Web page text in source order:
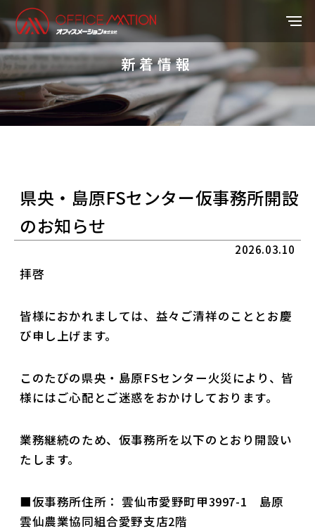
新着情報
県央・島原FSセンター仮事務所開設
のお知らせ
2026.03.10
拝啓
皆様におかれましては、益々ご清祥のこととお慶
び申し上げます。
このたびの県央・島原FSセンター火災により、皆
様にはご心配とご迷惑をおかけしております。
業務継続のため、仮事務所を以下のとおり開設い
たします。
■仮事務所住所： 雲仙市愛野町甲3997-1 島原
雲仙農業協同組合愛野支店2階